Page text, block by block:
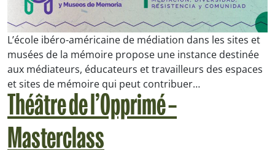
L’école ibéro-américaine de médiation dans les sites et
musées de la mémoire propose une instance destinée
aux médiateurs, éducateurs et travailleurs des espaces
et sites de mémoire qui peut contribuer…
Théâtre de l’Opprimé –
Masterclass